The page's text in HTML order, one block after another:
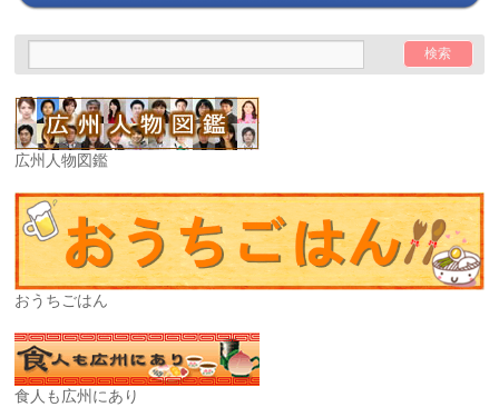
広州人物図鑑
おうちごはん
食人も広州にあり